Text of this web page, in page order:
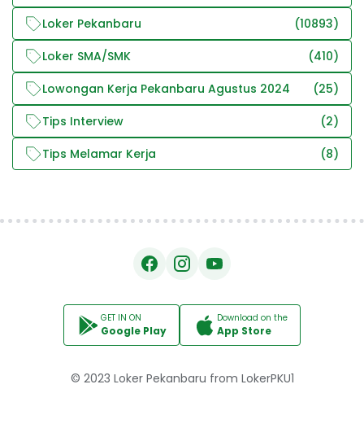
Loker Pekanbaru
(10893)
Loker SMA/SMK
(410)
Lowongan Kerja Pekanbaru Agustus 2024
(25)
Tips Interview
(2)
Tips Melamar Kerja
(8)
GET IN ON
Google Play
Download on the
App Store
© 2023 Loker Pekanbaru from LokerPKU1